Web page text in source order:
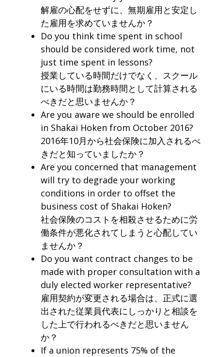
解雇の心配をせずに、無期雇用と安定し
た雇用を求めていませんか？
Do you think time spent in school
should be considered work time, not
just time spent in lessons?
授業している時間だけでなく、スクール
にいる時間は勤務時間として計算される
べきだと思いませんか？
Are you aware we should be enrolled
in Shakai Hoken from October 2016?
2016年10月から社会保険に加入されるべ
きだと知っていましたか？
Are you concerned that management
will try to degrade your working
conditions in order to offset the
business cost of Shakai Hoken?
社会保険のコストを相殺させるために労
働条件が悪化されてしまうと心配してい
ませんか？
Do you want contract changes to be
made with proper consultation with a
duly elected worker representative?
雇用契約が変更される場合は、正式に選
出された従業員代表にしっかりと相談を
した上で行われるべきだと思いません
か？
If a union represents 75% of the